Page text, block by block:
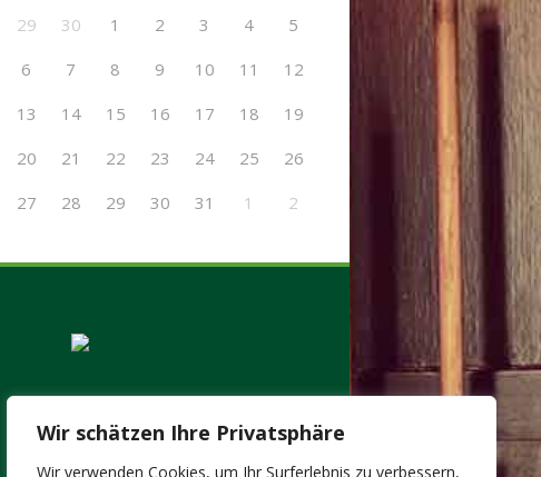
Wir schätzen Ihre Privatsphäre
Wir verwenden Cookies, um Ihr Surferlebnis zu verbessern,
29 30 1 2 3 4
5
6
7 8 9 10 11
12
13
14 15 16 17 18
19
20
21 22 23 24 25
26
27
28 29 30 31 1 2